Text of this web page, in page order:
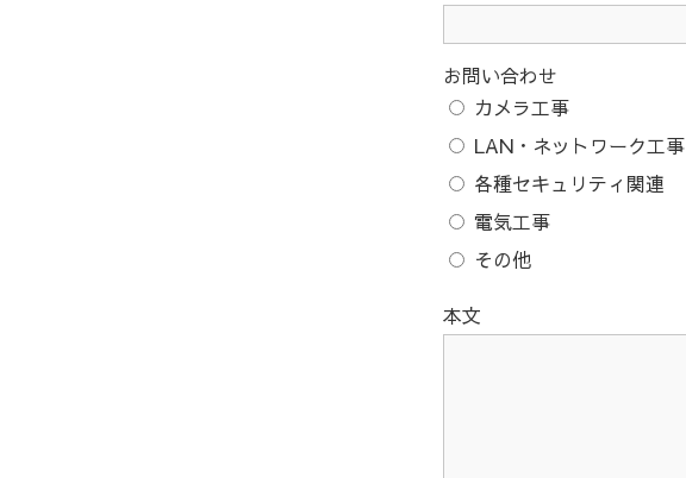
お問い合わせ
カメラ工事
LAN・ネットワーク工事
各種セキュリティ関連
電気工事
その他
本文